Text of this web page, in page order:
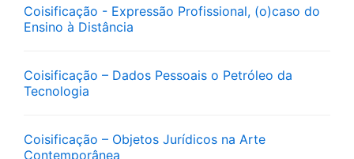
Coisificação - Expressão Profissional, (o)caso do
Ensino à Distância
Coisificação – Dados Pessoais o Petróleo da
Tecnologia
Coisificação – Objetos Jurídicos na Arte
Contemporânea